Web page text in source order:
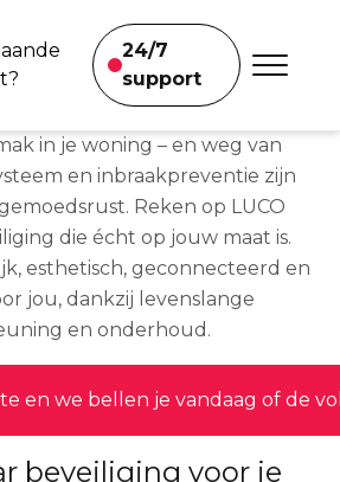
24/7
support
We helpen je
your security at
in je woning – en weg van
en inbraakpreventie zijn
Reken op LUCO
die écht op jouw maat is.
esthetisch, geconnecteerd en
jou, dankzij levenslange
en onderhoud.
en we bellen je vandaag of de
beveiliging voor je